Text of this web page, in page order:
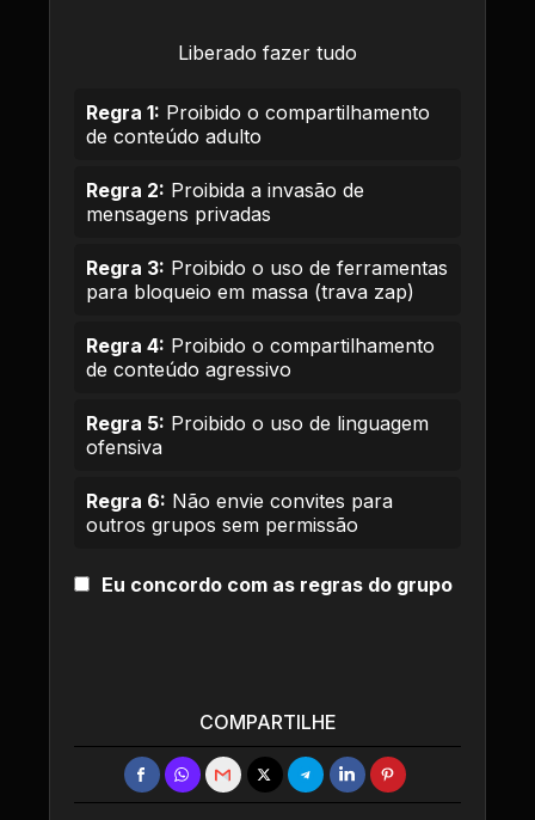
Liberado fazer tudo
Regra 1: Proibido o compartilhamento
de conteúdo adulto
Regra 2: Proibida a invasão de
mensagens privadas
Regra 3: Proibido o uso de ferramentas
para bloqueio em massa (trava zap)
Regra 4: Proibido o compartilhamento
de conteúdo agressivo
Regra 5: Proibido o uso de linguagem
ofensiva
Regra 6: Não envie convites para
outros grupos sem permissão
Eu concordo com as regras do grupo
COMPARTILHE